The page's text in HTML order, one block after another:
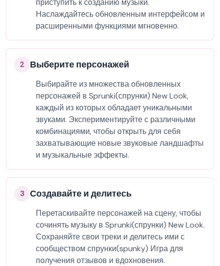
приступить к созданию музыки.
Наслаждайтесь обновленным интерфейсом и
расширенными функциями мгновенно.
2 Выберите персонажей
Выбирайте из множества обновленных
персонажей в Sprunki(спрунки) New Look,
каждый из которых обладает уникальными
звуками. Экспериментируйте с различными
комбинациями, чтобы открыть для себя
захватывающие новые звуковые ландшафты
и музыкальные эффекты.
3 Создавайте и делитесь
Перетаскивайте персонажей на сцену, чтобы
сочинять музыку в Sprunki(спрунки) New Look.
Сохраняйте свои треки и делитесь ими с
сообществом спрунки(spunky) Игра для
получения отзывов и вдохновения.